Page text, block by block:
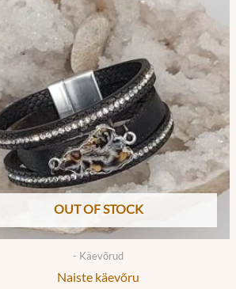
OUT OF STOCK
- Käevõrud
Naiste käevõru